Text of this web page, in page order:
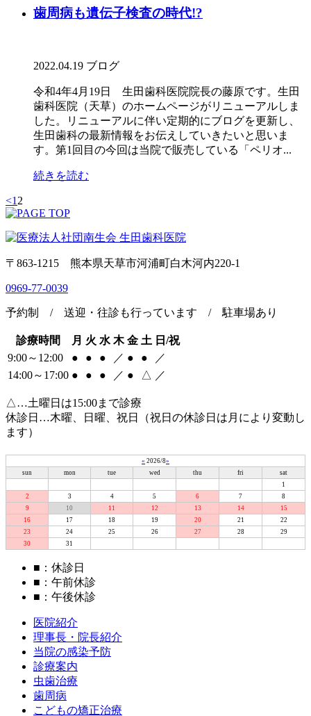
歯周病も遺伝子検査の時代!?
2022.04.19 ブログ
令和4年4月19日 生田歯科医院院長の藤原です。生田
歯科医院（天草）のホームページがリニューアルしま
した。リニューアルに伴い定期的にブログを更新し、
生田歯科の最新情報をお伝えしていきたいと思いま
す。第1回目の今回は当院で販売している「ペリオ...
続きを読む
<1 2
〒863-1215 熊本県天草市河浦町白木河内220-1
0969-77-0039
予約制 / 送迎・往診も行っています / 駐車場あり
診療時間 月 火 水 木 金 土 日/祝
9:00～12:00
● ● ● ／ ● ●
／
14:00～17:00 ● ● ● ／ ● △ ／
△…土曜日は15:00まで診療
休診日…木曜、日曜、祝日（祝日の休診日は月により変動し
ます）
« 2026/8»
sun
mon tue wed thu fri
sat
1
2
3 4 5 6 7
8
9
10 11 12 13 14
15
16
17 18 19 20 21
22
23
24 25 26 27 28
29
30
31
■ ：休診日
■ ：午前休診
■ ：午後休診
医院紹介
理事長・院長紹介
当院の感染予防
診療案内
虫歯治療
歯周病
こどもの矯正治療